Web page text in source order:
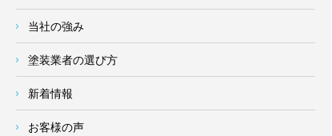
当社の強み
塗装業者の選び方
新着情報
お客様の声